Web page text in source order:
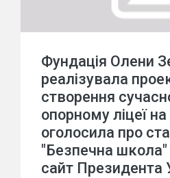
Фундація Олени
реалізувала
створення
опорному ліцеї
оголосила про
"Безпечна школа"
сайт Президента